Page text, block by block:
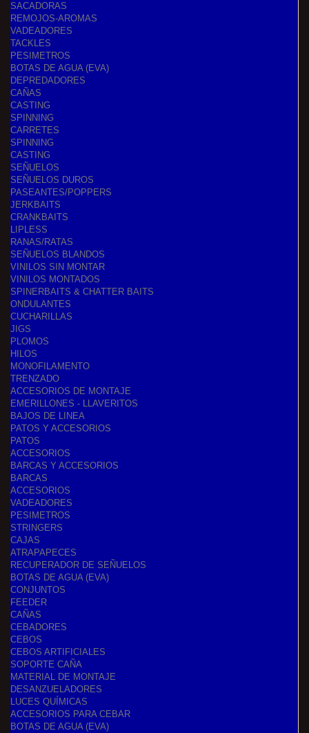
SACADORAS
REMOJOS-AROMAS
VADEADORES
TACKLES
PESIMETROS
BOTAS DE AGUA (EVA)
DEPREDADORES
CAÑAS
CASTING
SPINNING
CARRETES
SPINNING
CASTING
SEÑUELOS
SEÑUELOS DUROS
PASEANTES/POPPERS
JERKBAITS
CRANKBAITS
LIPLESS
RANAS/RATAS
SEÑUELOS BLANDOS
VINILOS SIN MONTAR
VINILOS MONTADOS
SPINERBAITS & CHATTER BAITS
ONDULANTES
CUCHARILLAS
JIGS
PLOMOS
HILOS
MONOFILAMENTO
TRENZADO
ACCESORIOS DE MONTAJE
EMERILLONES - LLAVERITOS
BAJOS DE LINEA
PATOS Y ACCESORIOS
PATOS
ACCESORIOS
BARCAS Y ACCESORIOS
BARCAS
ACCESORIOS
VADEADORES
PESIMETROS
STRINGERS
CAJAS
ATRAPAPECES
RECUPERADOR DE SEÑUELOS
BOTAS DE AGUA (EVA)
CONJUNTOS
FEEDER
CAÑAS
CEBADORES
CEBOS
CEBOS ARTIFICIALES
SOPORTE CAÑA
MATERIAL DE MONTAJE
DESANZUELADORES
LUCES QUÍMICAS
ACCESORIOS PARA CEBAR
BOTAS DE AGUA (EVA)